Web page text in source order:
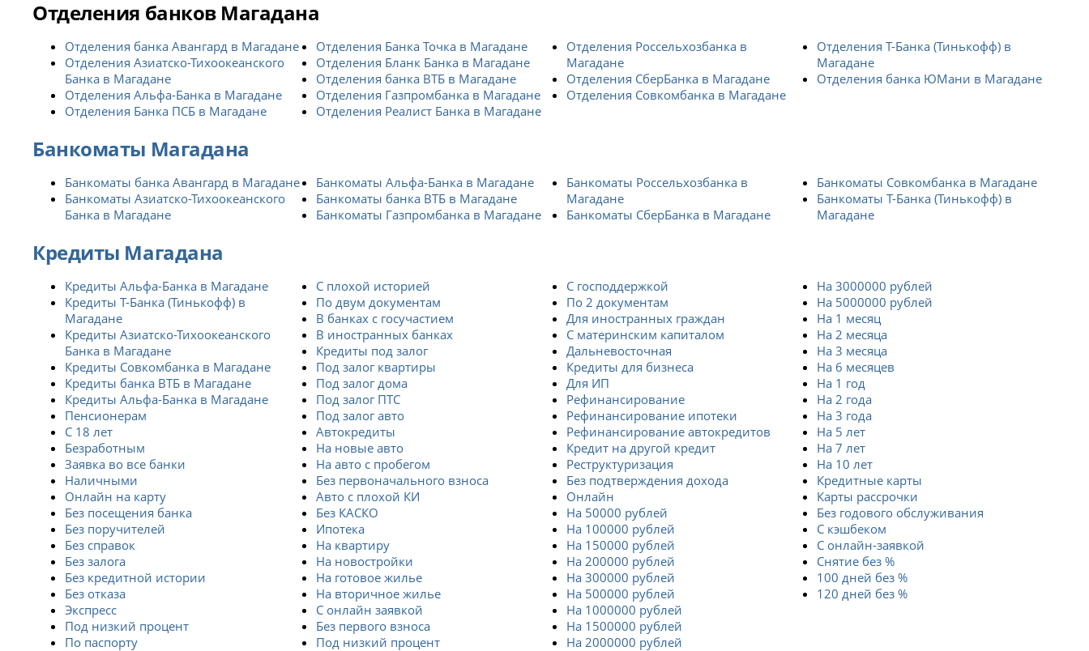
Отделения банков Магадана
Отделения банка Авангард в Магадане
Отделения Азиатско-Тихоокеанского
Банка в Магадане
Отделения Альфа-Банка в Магадане
Отделения Банка ПСБ в Магадане
Отделения Банка Точка в Магадане
Отделения Бланк Банка в Магадане
Отделения банка ВТБ в Магадане
Отделения Газпромбанка в Магадане
Отделения Реалист Банка в Магадане
Отделения Россельхозбанка в
Магадане
Отделения СберБанка в Магадане
Отделения Совкомбанка в Магадане
Отделения Т-Банка (Тинькофф) в
Магадане
Отделения банка ЮМани в Магадане
Банкоматы Магадана
Банкоматы банка Авангард в Магадане
Банкоматы Азиатско-Тихоокеанского
Банка в Магадане
Банкоматы Альфа-Банка в Магадане
Банкоматы банка ВТБ в Магадане
Банкоматы Газпромбанка в Магадане
Банкоматы Россельхозбанка в
Магадане
Банкоматы СберБанка в Магадане
Банкоматы Совкомбанка в Магадане
Банкоматы Т-Банка (Тинькофф) в
Магадане
Кредиты Магадана
Кредиты Альфа-Банка в Магадане
Кредиты Т-Банка (Тинькофф) в
Магадане
Кредиты Азиатско-Тихоокеанского
Банка в Магадане
Кредиты Совкомбанка в Магадане
Кредиты банка ВТБ в Магадане
Кредиты Альфа-Банка в Магадане
Пенсионерам
С 18 лет
Безработным
Заявка во все банки
Наличными
Онлайн на карту
Без посещения банка
Без поручителей
Без справок
Без залога
Без кредитной истории
Без отказа
Экспресс
Под низкий процент
По паспорту
С плохой историей
По двум документам
В банках с госучастием
В иностранных банках
Кредиты под залог
Под залог квартиры
Под залог дома
Под залог ПТС
Под залог авто
Автокредиты
На новые авто
На авто с пробегом
Без первоначального взноса
Авто с плохой КИ
Без КАСКО
Ипотека
На квартиру
На новостройки
На готовое жилье
На вторичное жилье
С онлайн заявкой
Без первого взноса
Под низкий процент
С господдержкой
По 2 документам
Для иностранных граждан
С материнским капиталом
Дальневосточная
Кредиты для бизнеса
Для ИП
Рефинансирование
Рефинансирование ипотеки
Рефинансирование автокредитов
Кредит на другой кредит
Реструктуризация
Без подтверждения дохода
Онлайн
На 50000 рублей
На 100000 рублей
На 150000 рублей
На 200000 рублей
На 300000 рублей
На 500000 рублей
На 1000000 рублей
На 1500000 рублей
На 2000000 рублей
На 3000000 рублей
На 5000000 рублей
На 1 месяц
На 2 месяца
На 3 месяца
На 6 месяцев
На 1 год
На 2 года
На 3 года
На 5 лет
На 7 лет
На 10 лет
Кредитные карты
Карты рассрочки
Без годового обслуживания
С кэшбеком
С онлайн-заявкой
Снятие без %
100 дней без %
120 дней без %